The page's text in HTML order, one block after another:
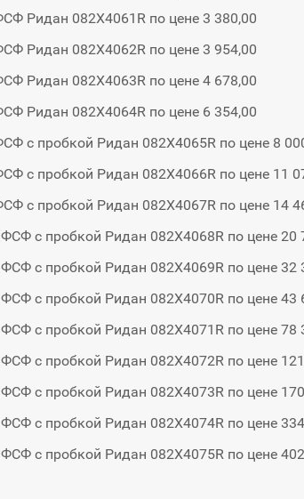
Ридан 082X4061R по цене 3 380,00
Ридан 082X4062R по цене 3 954,00
Ридан 082X4063R по цене 4 678,00
Ридан 082X4064R по цене 6 354,00
с пробкой Ридан 082X4065R по цене 8
с пробкой Ридан 082X4066R по цене 11
с пробкой Ридан 082X4067R по цене 14
с пробкой Ридан 082X4068R по цене 20
с пробкой Ридан 082X4069R по цене 32
с пробкой Ридан 082X4070R по цене 43
с пробкой Ридан 082X4071R по цене 78
с пробкой Ридан 082X4072R по цене
с пробкой Ридан 082X4073R по цене
с пробкой Ридан 082X4074R по цене
с пробкой Ридан 082X4075R по цене